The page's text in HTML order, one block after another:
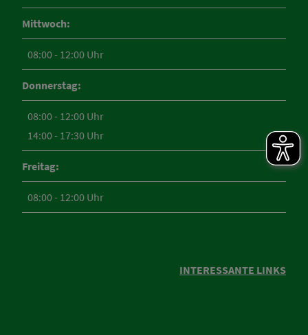
Mittwoch:
08:00 - 12:00 Uhr
Donnerstag:
08:00 - 12:00 Uhr
14:00 - 17:30 Uhr
Freitag:
08:00 - 12:00 Uhr
INTERESSANTE LINKS